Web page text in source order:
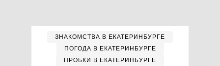
ЗНАКОМСТВА В ЕКАТЕРИНБУРГЕ
ПОГОДА В ЕКАТЕРИНБУРГЕ
ПРОБКИ В ЕКАТЕРИНБУРГЕ